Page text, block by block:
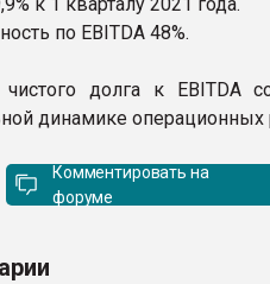
к 1 кварталу 2021 года.
по EBITDA 48%.
долга к EBITDA
динамике операционных
Комментировать на
форуме